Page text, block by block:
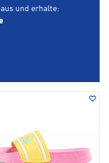
aus und erhalte: